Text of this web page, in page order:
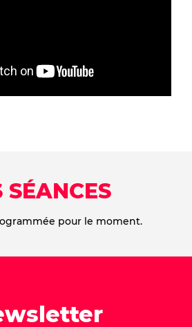
SÉANCES
pour le moment.